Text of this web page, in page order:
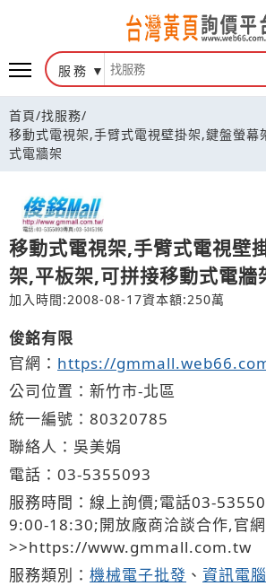
台灣黃頁詢價
服務
首頁/找服務/
移動式電視架,手臂式電視壁掛架,鍵盤螢幕
式電牆架
移動式電視架,手臂式電視壁
架,平板架,可拼接移動式電牆
加入時間:2008-08-17資本額:250萬
俊銘有限
官網： https://
公司位置：新竹市-北區
統一編號：80320785
聯絡人：吳美娟
電話： 03-5355093
服務時間：線上詢價;電話03-
9:00-18:30;開放廠商洽談合作,官
>>https://www.gmmall.com.tw
服務類別： 機械電子批發 、 資訊電